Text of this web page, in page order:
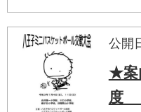
公開
★案
度